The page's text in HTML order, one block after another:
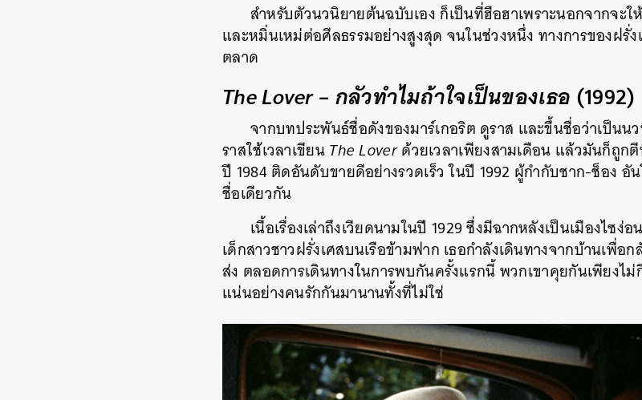
สำหรับตัวนวนิยายต้นฉบับเอง ก็เป็นที่ฮือฮาเพราะนอกจากจะ
และหมิ่นเหม่ต่อศีลธรรมอย่างสูงสุด จนในช่วงหนึ่ง ทางการของฝรั่
ตลาด
The Lover – กลัวทำไมถ้าใจเป็นของเธอ(1992)
จากบทประพันธ์ชื่อดังของมาร์เกอริต ดูราส และขึ้นชื่อว่าเป็นน
ราสใช้เวลาเขียนThe Loverด้วยเวลาเพียงสามเดือน แล้วมันก็ถูก
ปี 1984 ติดอันดับขายดีอย่างรวดเร็ว ในปี 1992 ผู้กำกับชาก-ช็อง อั
ชื่อเดียวกัน
เนื้อเรื่องเล่าถึงเวียดนามในปี 1929 ซึ่งมีฉากหลังเป็นเมืองไซ
เด็กสาวชาวฝรั่งเศสบนเรือข้ามฟาก เธอกำลังเดินทางจากบ้านเพื่อก
ส่ง ตลอดการเดินทางในการพบกันครั้งแรกนี้ พวกเขาคุยกันเพียงไ
แน่นอย่างคนรักกันมานานทั้งที่ไม่ใช่